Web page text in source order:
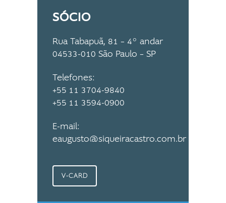
SÓCIO
Rua Tabapuã, 81 – 4º andar
04533-010 São Paulo – SP
Telefones:
+55 11 3704-9840
+55 11 3594-0900
E-mail:
eaugusto@siqueiracastro.com.br
V-CARD